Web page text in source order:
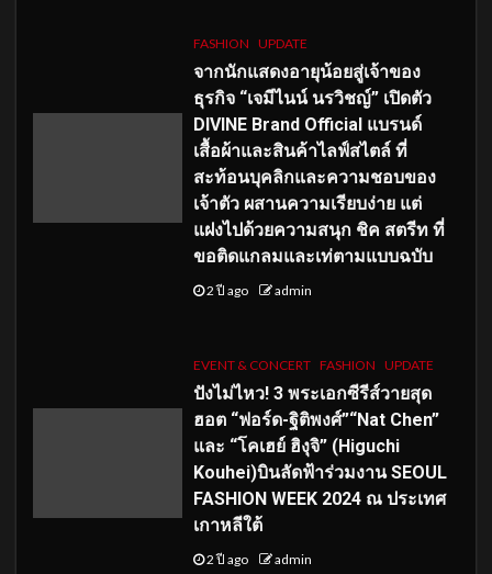
FASHION UPDATE
จากนักแสดงอายุน้อยสู่เจ้าของ
ธุรกิจ “เจมีไนน์ นรวิชญ์” เปิดตัว
DIVINE Brand Official แบรนด์
เสื้อผ้าและสินค้าไลฟ์สไตล์ ที่
สะท้อนบุคลิกและความชอบของ
เจ้าตัว ผสานความเรียบง่าย แต่
แฝงไปด้วยความสนุก ชิค สตรีท ที่
ขอติดแกลมและเท่ตามแบบฉบับ
2 ปี ago admin
EVENT & CONCERT FASHION UPDATE
ปังไม่ไหว! 3 พระเอกซีรีส์วายสุด
ฮอต “ฟอร์ด-ฐิติพงศ์”“Nat Chen”
และ “โคเฮย์ ฮิงุจิ” (Higuchi
Kouhei)บินลัดฟ้าร่วมงาน SEOUL
FASHION WEEK 2024 ณ ประเทศ
เกาหลีใต้
2 ปี ago admin